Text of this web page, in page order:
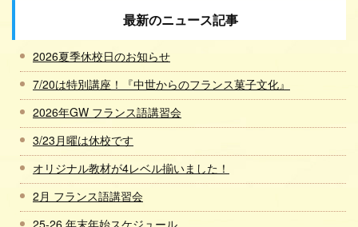
最新のニュース記事
2026夏季休校日のお知らせ
7/20は特別講座！『中世からのフランス菓子文化』
2026年GW フランス語講習会
3/23月曜は休校です
オリジナル教材が4レベル揃いました！
2月 フランス語講習会